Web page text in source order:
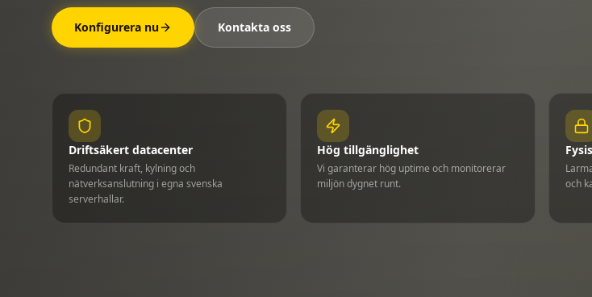
Konfigurera nu Kontakta oss
Driftsäkert datacenter
Redundant kraft, kylning och
nätverksanslutning i egna svenska
serverhallar.
Hög tillgänglighet
Vi garanterar hög uptime och monitorerar
miljön dygnet runt.
och